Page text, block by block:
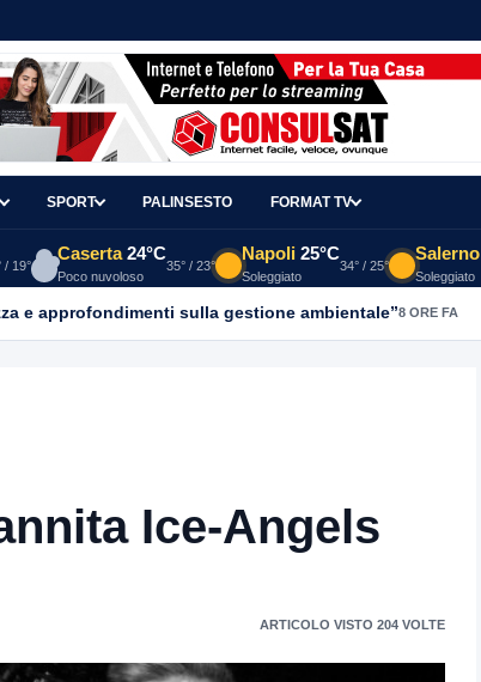
SPORT PALINSESTO FORMAT TV
/ 19°
Caserta 24°C
Poco nuvoloso
35° / 23°
Napoli 25°C
Soleggiato
34° / 25°
Salerno
Soleggiato
e approfondimenti sulla gestione ambientale”8 ORE FA
Ice-Angels
ARTICOLO VISTO 204 VOLTE